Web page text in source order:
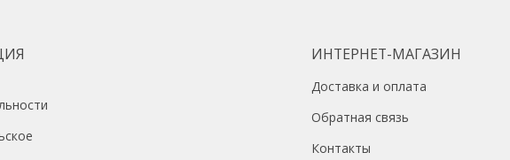
ИНТЕРНЕТ-МАГАЗИН
Доставка и оплата
Обратная связь
Контакты